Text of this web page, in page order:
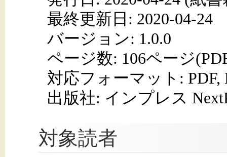
最終更新日: 2020-04-24
バージョン: 1.0.0
ページ数: 106ページ
対応フォーマット: PDF,
出版社: インプレス
対象読者